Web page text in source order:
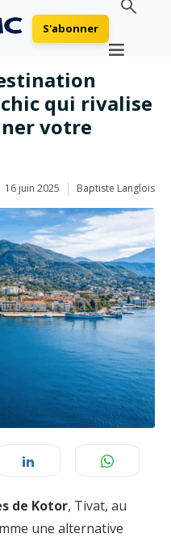
S'abonner
qui rivalise
votre
16 juin 2025 Baptiste Langlois
de Kotor, Tivat, au
une alternative